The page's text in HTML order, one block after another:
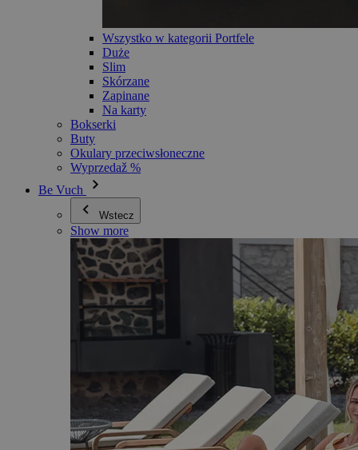
Wszystko w kategorii Portfele
Duże
Slim
Skórzane
Zapinane
Na karty
Bokserki
Buty
Okulary przeciwsłoneczne
Wyprzedaž %
Be Vuch
Wstecz
Show more